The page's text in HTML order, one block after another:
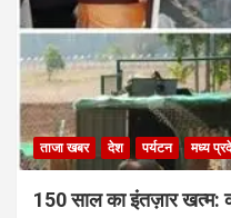
ताजा खबर देश पर्यटन मध्य
150 साल का इंतज़ार खत्म: